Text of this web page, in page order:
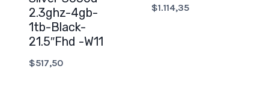
2.3ghz-4gb-
1tb-Black-
21.5″Fhd -W11
$517,50
$1.114,35